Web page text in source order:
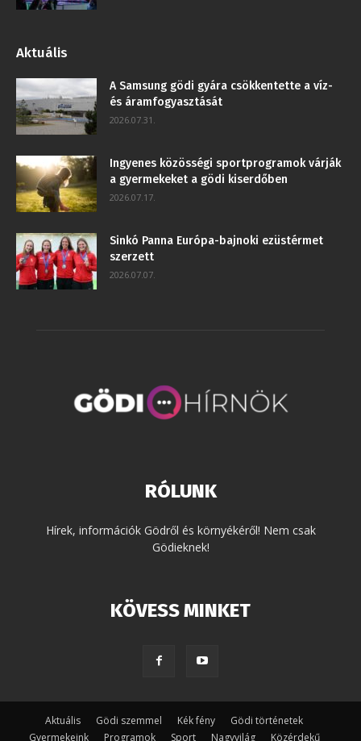
Aktuális
A Samsung gödi gyára csökkentette a víz-
és áramfogyasztását
2026.07.31.
Ingyenes közösségi sportprogramok várják
a gyermekeket a gödi kiserdőben
2026.07.17.
Sinkó Panna Európa-bajnoki ezüstérmet
szerzett
2026.07.07.
RÓLUNK
Hírek, információk Gödről és környékéről! Nem csak
Gödieknek!
KÖVESS MINKET
Aktuális Gödi szemmel Kék fény
Gödi történetek
Gyermekeink
Programok Sport Nagyvilág Közérdekű